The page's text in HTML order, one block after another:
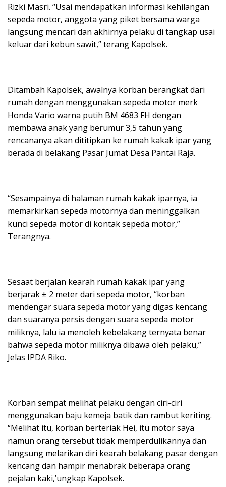
Rizki Masri. “Usai mendapatkan informasi kehilangan
sepeda motor, anggota yang piket bersama warga
langsung mencari dan akhirnya pelaku di tangkap usai
keluar dari kebun sawit,” terang Kapolsek.
Ditambah Kapolsek, awalnya korban berangkat dari
rumah dengan menggunakan sepeda motor merk
Honda Vario warna putih BM 4683 FH dengan
membawa anak yang berumur 3,5 tahun yang
rencananya akan dititipkan ke rumah kakak ipar yang
berada di belakang Pasar Jumat Desa Pantai Raja.
“Sesampainya di halaman rumah kakak iparnya, ia
memarkirkan sepeda motornya dan meninggalkan
kunci sepeda motor di kontak sepeda motor,”
Terangnya.
Sesaat berjalan kearah rumah kakak ipar yang
berjarak ± 2 meter dari sepeda motor, “korban
mendengar suara sepeda motor yang digas kencang
dan suaranya persis dengan suara sepeda motor
miliknya, lalu ia menoleh kebelakang ternyata benar
bahwa sepeda motor miliknya dibawa oleh pelaku,”
Jelas IPDA Riko.
Korban sempat melihat pelaku dengan ciri-ciri
menggunakan baju kemeja batik dan rambut keriting.
“Melihat itu, korban berteriak Hei, itu motor saya
namun orang tersebut tidak memperdulikannya dan
langsung melarikan diri kearah belakang pasar dengan
kencang dan hampir menabrak beberapa orang
pejalan kaki,’ungkap Kapolsek.